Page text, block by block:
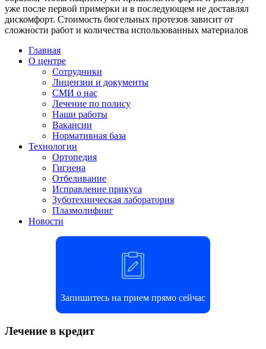
уже после первой примерки и в последующем не доставлял
дискомфорт. Стоимость бюгельных протезов зависит от
сложности работ и количества использованных материалов
Главная
О центре
Сотрудники
Лицензии и документы
СМИ о нас
Лечение по полису
Наши работы
Вакансии
Нормативная база
Технологии
Ортопедия
Гигиена
Отбеливание
Исправление прикуса
Зуботехническая лаборатория
Плазмолифинг
Новости
Запишитесь на прием прямо сейчас
Лечение в кредит